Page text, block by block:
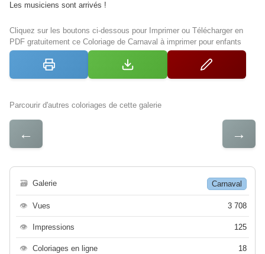
Les musiciens sont arrivés !
Cliquez sur les boutons ci-dessous pour Imprimer ou Télécharger en
PDF gratuitement ce Coloriage de Carnaval à imprimer pour enfants
Parcourir d'autres coloriages de cette galerie
← →
🗃 Galerie Carnaval
👁 Vues 3 708
👁 Impressions 125
👁 Coloriages en ligne 18